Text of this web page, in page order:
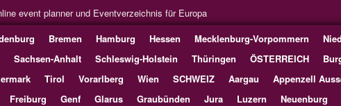
event planner und Eventverzeichnis für Europa
Bremen Hamburg Hessen Mecklenburg-Vorpommern
Sachsen-Anhalt Schleswig-Holstein Thüringen ÖSTERREICH
Tirol Vorarlberg Wien SCHWEIZ Aargau
Appenzell
Freiburg Genf Glarus Graubünden Jura Luzern Neuenburg